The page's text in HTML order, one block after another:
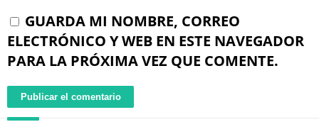
GUARDA MI NOMBRE, CORREO
ELECTRÓNICO Y WEB EN ESTE NAVEGADOR
PARA LA PRÓXIMA VEZ QUE COMENTE.